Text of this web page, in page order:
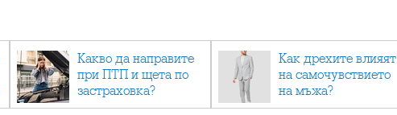
Какво да направите
при ПТП и щета по
застраховка?
Как дрехите влияят
на самочувствието
на мъжа?